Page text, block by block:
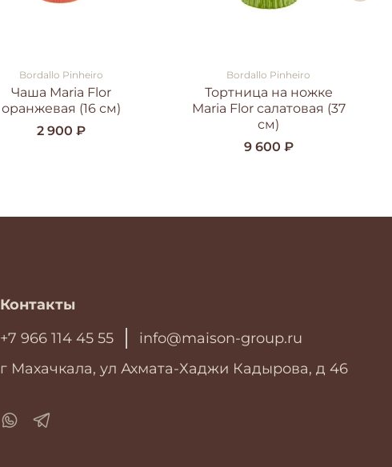
Bordallo Pinheiro
Чаша Maria Flor
оранжевая (16 см)
2 900 ₽
Bordallo Pinheiro
Тортница на ножке
Maria Flor салатовая (37
см)
9 600 ₽
Контакты
+7 966 114 45 55
info@maison-group.ru
г Махачкала, ул Ахмата-Хаджи Кадырова, д 46